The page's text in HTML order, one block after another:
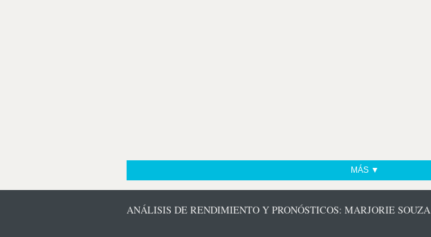
MÁS ▼
ANÁLISIS DE RENDIMIENTO Y PRONÓSTICOS: MARJORIE SOUZA